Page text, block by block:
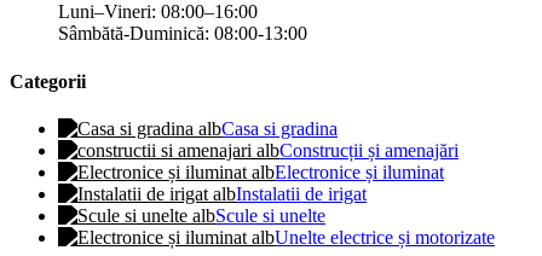
Luni–Vineri: 08:00–16:00
Sâmbătă-Duminică: 08:00-13:00
Categorii
Casa si gradina
Construcții și amenajări
Electronice și iluminat
Instalatii de irigat
Scule si unelte
Unelte electrice și motorizate